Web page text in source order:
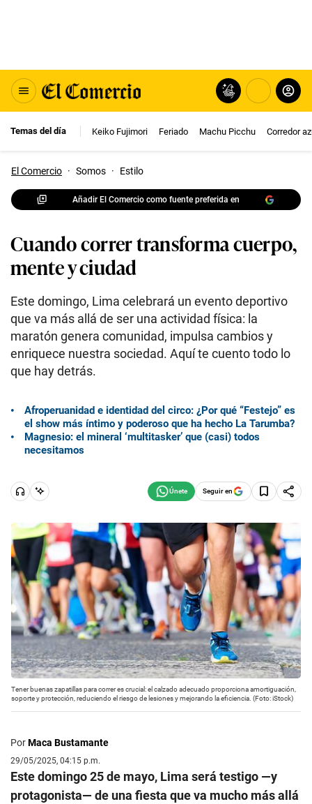
Temas del día Keiko Fujimori Feriado Machu Picchu Corredor
El Comercio · Somos · Estilo
Añadir El Comercio como fuente preferida en
Cuando correr transforma cuerpo,
mente y ciudad
Este domingo, Lima celebrará un evento deportivo
que va más allá de ser una actividad física: la
maratón genera comunidad, impulsa cambios y
enriquece nuestra sociedad. Aquí te cuento todo lo
que hay detrás.
Afroperuanidad e identidad del circo: ¿Por qué “Festejo” es
el show más íntimo y poderoso que ha hecho La Tarumba?
Magnesio: el mineral ‘multitasker’ que (casi) todos
necesitamos
Seguir en
Tener buenas zapatillas para correr es crucial: el calzado adecuado proporciona amortiguación,
soporte y protección, reduciendo el riesgo de lesiones y mejorando la eficiencia. (Foto: iStock)
PorMaca Bustamante
29/05/2025, 04:15 p.m.
Este domingo 25 de mayo, Lima será testigo —y
protagonista— de una fiesta que va mucho más allá